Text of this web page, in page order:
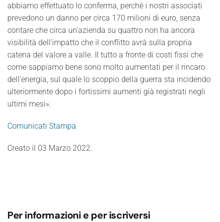
abbiamo effettuato lo conferma, perchè i nostri associati
prevedono un danno per circa 170 milioni di euro, senza
contare che circa un’azienda su quattro non ha ancora
visibilità dell’impatto che il conflitto avrà sulla propria
catena del valore a valle. Il tutto a fronte di costi fissi che
come sappiamo bene sono molto aumentati per il rincaro
dell’energia, sul quale lo scoppio della guerra sta incidendo
ulteriormente dopo i fortissimi aumenti già registrati negli
ultimi mesi».
Comunicati Stampa
Creato il 03 Marzo 2022.
Per informazioni e per iscriversi